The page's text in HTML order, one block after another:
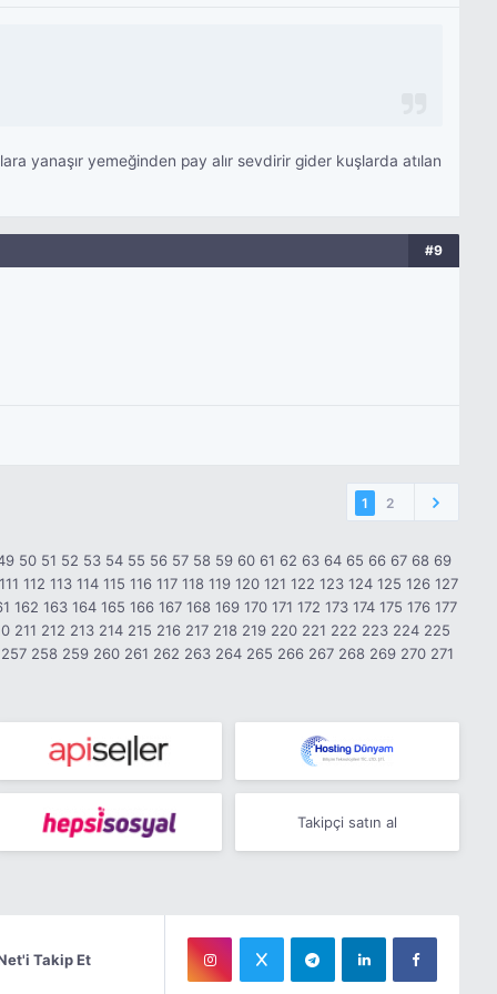
yanaşır yemeğinden pay alır sevdirir gider kuşlarda atılan
#9
1 2
50 51 52 53 54 55 56 57 58 59 60 61 62 63 64 65 66 67 68 69
111 112 113 114 115 116 117 118 119 120 121 122 123 124 125 126 127
162 163 164 165 166 167 168 169 170 171 172 173 174 175 176 177
211 212 213 214 215 216 217 218 219 220 221 222 223 224 225
257 258 259 260 261 262 263 264 265 266 267 268 269 270 271
Takipçi satın al
Takip Et